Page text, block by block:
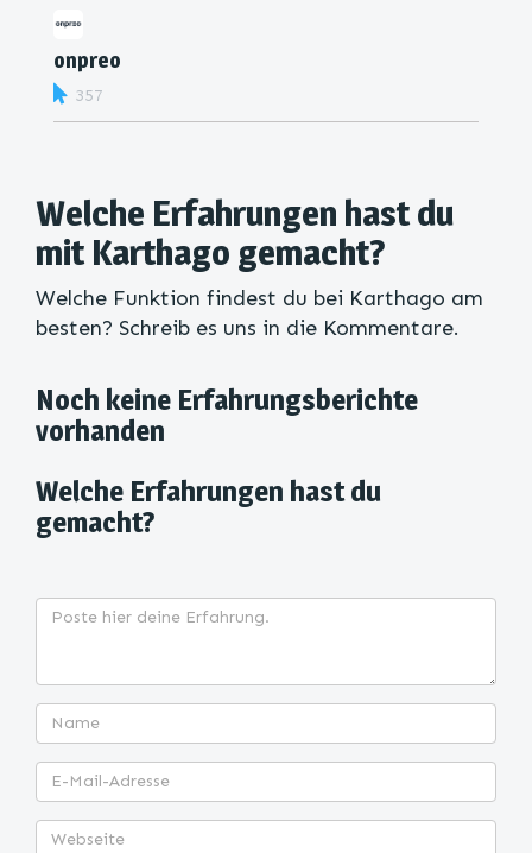
onpreo
357
Welche Erfahrungen hast du
mit Karthago gemacht?
Welche Funktion findest du bei Karthago am
besten? Schreib es uns in die Kommentare.
Noch keine Erfahrungsberichte
vorhanden
Welche Erfahrungen hast du
gemacht?